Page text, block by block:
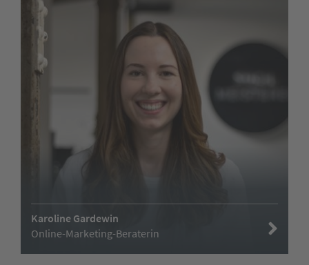
Karoline Gardewin
Online-Marketing-Beraterin